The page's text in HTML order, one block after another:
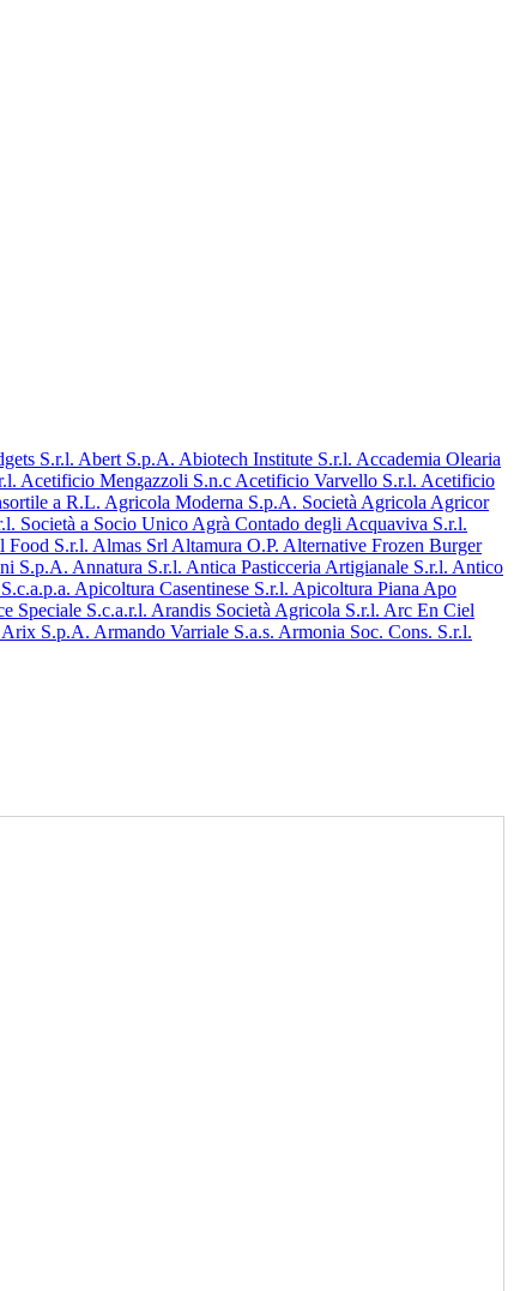
S.r.l. Abert S.p.A. Abiotech Institute S.r.l. Accademia Olearia
Acetificio Mengazzoli S.n.cAcetificio Varvello S.r.l. Acetificio
a R.L. Agricola Moderna S.p.A. Società AgricolaAgricor
Società a Socio UnicoAgrà Contado degli Acquaviva S.r.l.
Food S.r.l. Almas SrlAltamura O.P. Alternative Frozen Burger
S.p.A. Annatura S.r.l. Antica Pasticceria Artigianale S.r.l. Antico
Apicoltura Casentinese S.r.l. Apicoltura PianaApo
Speciale S.c.a.r.l. Arandis Società Agricola S.r.l. Arc En Ciel
Arix S.p.A. Armando Varriale S.a.s. Armonia Soc. Cons. S.r.l.